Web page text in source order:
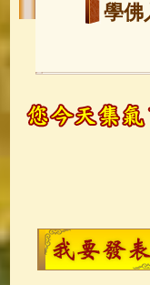
學佛
玉
觀世
金山